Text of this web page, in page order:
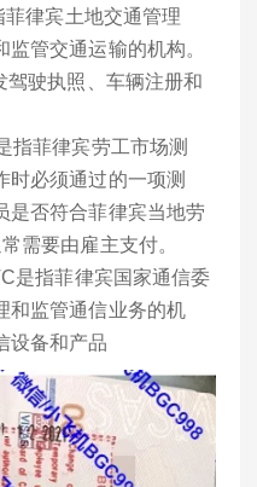
律宾土地交通管理
管交通运输的机构。
驾驶执照、车辆注册和
指菲律宾劳工市场测
时必须通过的一项测
是否符合菲律宾当地劳
需要由雇主支付。
是指菲律宾国家通信委
和监管通信业务的机
设备和产品